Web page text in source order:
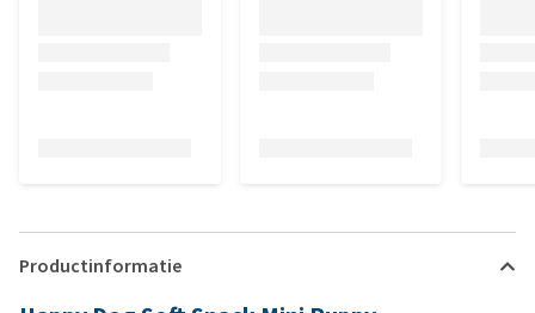
Productinformatie